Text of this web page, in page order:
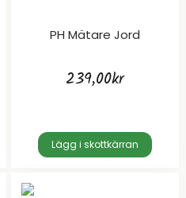
PH Mätare Jord
239,00kr
Lägg i skottkärran